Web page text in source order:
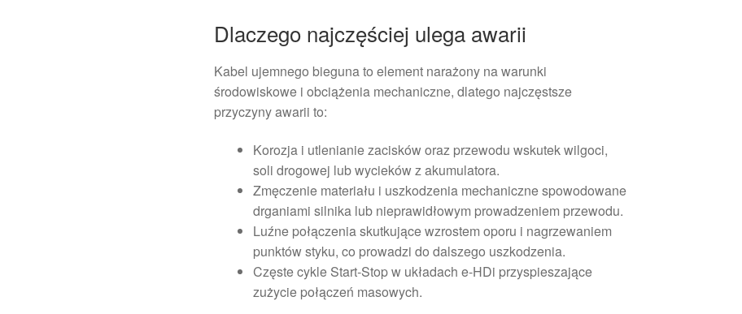
Dlaczego najczęściej ulega awarii
Kabel ujemnego bieguna to element narażony na warunki
środowiskowe i obciążenia mechaniczne, dlatego najczęstsze
przyczyny awarii to:
Korozja i utlenianie zacisków oraz przewodu wskutek wilgoci,
soli drogowej lub wycieków z akumulatora.
Zmęczenie materiału i uszkodzenia mechaniczne spowodowane
drganiami silnika lub nieprawidłowym prowadzeniem przewodu.
Luźne połączenia skutkujące wzrostem oporu i nagrzewaniem
punktów styku, co prowadzi do dalszego uszkodzenia.
Częste cykle Start‑Stop w układach e‑HDi przyspieszające
zużycie połączeń masowych.